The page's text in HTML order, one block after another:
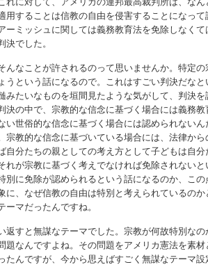
れに対して、アメリカの連邦最高裁判所は、な
用することは信教の自由を侵害することになっ
ーミッシュに関しては義務教育法を免除しなく
決でした。
なことが許されるのって思いませんか。特定
うという話になるので。これはすごい判決だな
みたいなものを垣間見たような気がして、判決
決の中で、宗教的な信念に基づく場合には義務
い世俗的な信念に基づく場合には認められない
宗教的な信念に基づいている場合には、法律か
自分たちの親としての考え方として子どもは自
れが宗教に基づく考えでなければ免除されない
別に免除が認められるという話になるのか、こ
に、なぜ信教の自由は特別と考えられているの
ーマだったんですね。
すと無謀なテーマでした。宗教が何故特別な
題なんですよね。その問題をアメリカ憲法を素
たんですが、今から思えばすごく無謀なテーマ